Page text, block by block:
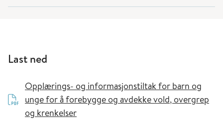
Last ned
Opplærings- og informasjonstiltak for barn og
unge for å forebygge og avdekke vold, overgrep
og krenkelser